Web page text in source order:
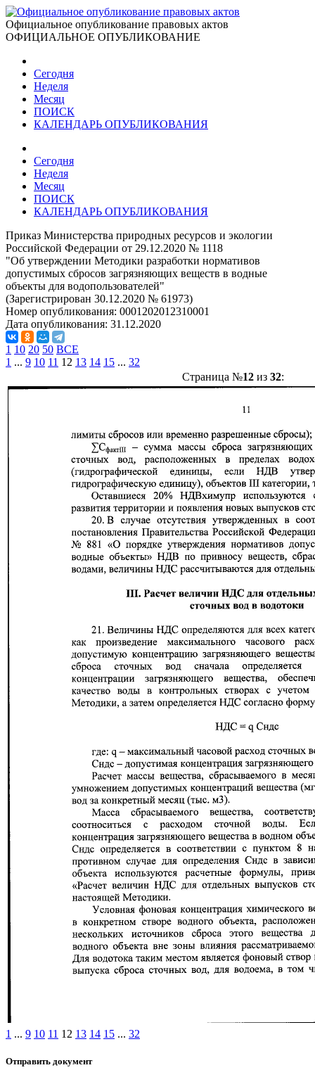
Официальное опубликование правовых актов
ОФИЦИАЛЬНОЕ ОПУБЛИКОВАНИЕ
Сегодня
Неделя
Месяц
ПОИСК
КАЛЕНДАРЬ ОПУБЛИКОВАНИЯ
Сегодня
Неделя
Месяц
ПОИСК
КАЛЕНДАРЬ ОПУБЛИКОВАНИЯ
Приказ Министерства природных ресурсов и экологии
Российской Федерации от 29.12.2020 № 1118
"Об утверждении Методики разработки нормативов
допустимых сбросов загрязняющих веществ в водные
объекты для водопользователей"
(Зарегистрирован 30.12.2020 № 61973)
Номер опубликования: 0001202012310001
Дата опубликования: 31.12.2020
1 10 20 50 ВСЕ
1 ... 9 10 11 12 13 14 15 ... 32
Страница №12из 32:
1 ... 9 10 11 12 13 14 15 ... 32
Отправить документ